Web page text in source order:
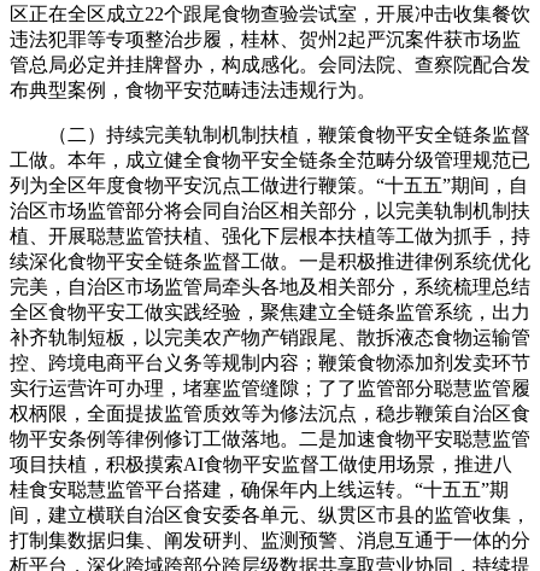
区正在全区成立22个跟尾食物查验尝试室，开展冲击收集餐饮
违法犯罪等专项整治步履，桂林、贺州2起严沉案件获市场监
管总局必定并挂牌督办，构成感化。会同法院、查察院配合发
布典型案例，食物平安范畴违法违规行为。
（二）持续完美轨制机制扶植，鞭策食物平安全链条监督
工做。本年，成立健全食物平安全链条全范畴分级管理规范已
列为全区年度食物平安沉点工做进行鞭策。“十五五”期间，自
治区市场监管部分将会同自治区相关部分，以完美轨制机制扶
植、开展聪慧监管扶植、强化下层根本扶植等工做为抓手，持
续深化食物平安全链条监督工做。一是积极推进律例系统优化
完美，自治区市场监管局牵头各地及相关部分，系统梳理总结
全区食物平安工做实践经验，聚焦建立全链条监管系统，出力
补齐轨制短板，以完美农产物产销跟尾、散拆液态食物运输管
控、跨境电商平台义务等规制内容；鞭策食物添加剂发卖环节
实行运营许可办理，堵塞监管缝隙；了了监管部分聪慧监管履
权柄限，全面提拔监管质效等为修法沉点，稳步鞭策自治区食
物平安条例等律例修订工做落地。二是加速食物平安聪慧监管
项目扶植，积极摸索AI食物平安监督工做使用场景，推进八
桂食安聪慧监管平台搭建，确保年内上线运转。“十五五”期
间，建立横联自治区食安委各单元、纵贯区市县的监管收集，
打制集数据归集、阐发研判、监测预警、消息互通于一体的分
析平台，深化跨域跨部分跨层级数据共享取营业协同，持续提